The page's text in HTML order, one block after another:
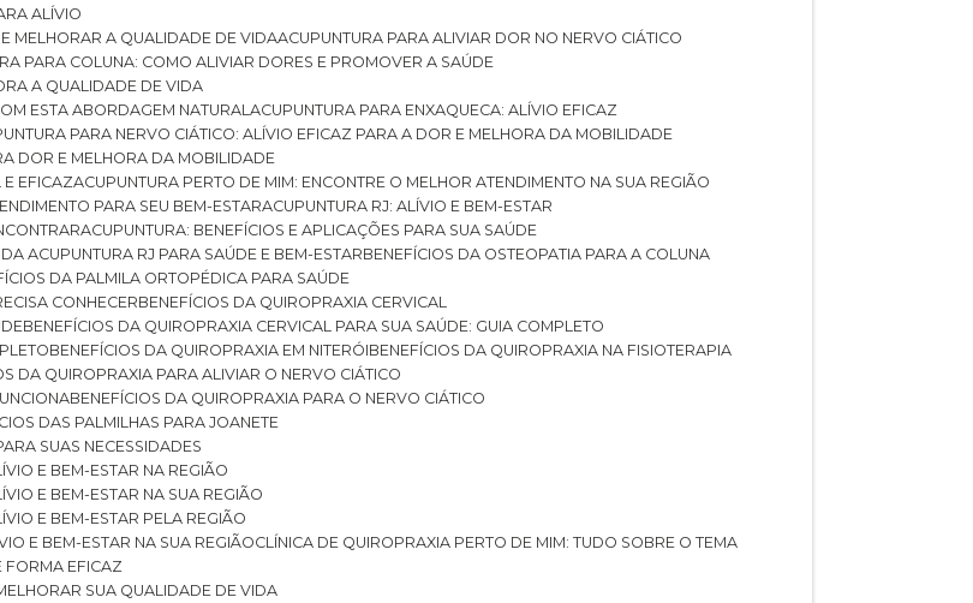
ALÍVIO
MELHORAR A QUALIDADE DE VIDA
ACUPUNTURA PARA ALIVIAR DOR NO NERVO CIÁTICO
PARA COLUNA: COMO ALIVIAR DORES E PROMOVER A SAÚDE
A QUALIDADE DE VIDA
ESTA ABORDAGEM NATURAL
ACUPUNTURA PARA ENXAQUECA: ALÍVIO EFICAZ
PARA NERVO CIÁTICO: ALÍVIO EFICAZ PARA A DOR E MELHORA DA MOBILIDADE
DOR E MELHORA DA MOBILIDADE
E EFICAZ
ACUPUNTURA PERTO DE MIM: ENCONTRE O MELHOR ATENDIMENTO NA SUA REGIÃO
PARA SEU BEM-ESTAR
ACUPUNTURA RJ: ALÍVIO E BEM-ESTAR
ACUPUNTURA: BENEFÍCIOS E APLICAÇÕES PARA SUA SAÚDE
DA ACUPUNTURA RJ PARA SAÚDE E BEM-ESTAR
BENEFÍCIOS DA OSTEOPATIA PARA A COLUNA
DA PALMILA ORTOPÉDICA PARA SAÚDE
CONHECER
BENEFÍCIOS DA QUIROPRAXIA CERVICAL
BENEFÍCIOS DA QUIROPRAXIA CERVICAL PARA SUA SAÚDE: GUIA COMPLETO
BENEFÍCIOS DA QUIROPRAXIA EM NITERÓI
BENEFÍCIOS DA QUIROPRAXIA NA FISIOTERAPIA
DA QUIROPRAXIA PARA ALIVIAR O NERVO CIÁTICO
BENEFÍCIOS DA QUIROPRAXIA PARA O NERVO CIÁTICO
DAS PALMILHAS PARA JOANETE
SUAS NECESSIDADES
E BEM-ESTAR NA REGIÃO
E BEM-ESTAR NA SUA REGIÃO
E BEM-ESTAR PELA REGIÃO
E BEM-ESTAR NA SUA REGIÃO
CLÍNICA DE QUIROPRAXIA PERTO DE MIM: TUDO SOBRE O TEMA
FORMA EFICAZ
SUA QUALIDADE DE VIDA